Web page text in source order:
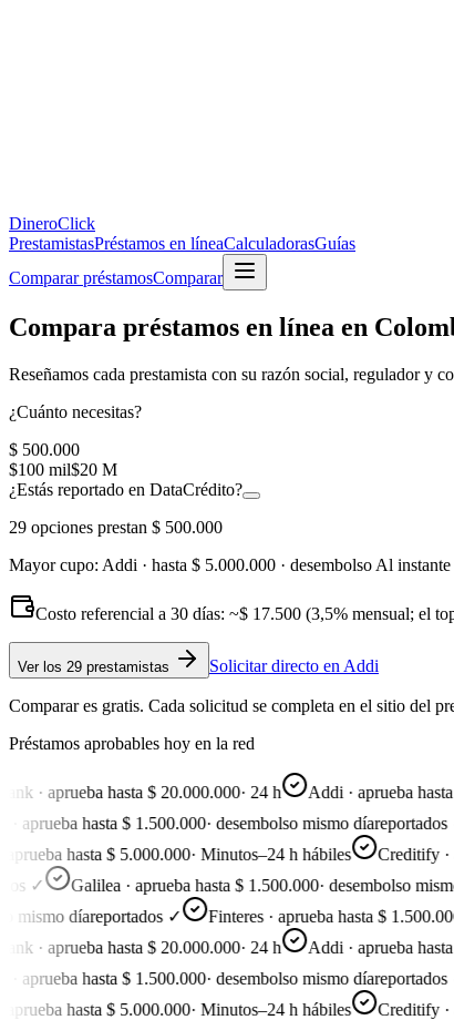
DineroClick
PrestamistasPréstamos en líneaCalculadorasGuías
Comparar préstamosComparar
Compara préstamos en línea en
Reseñamos cada prestamista con su razón social, regulador y
¿Cuánto necesitas?
$ 500.000
$100 mil$20 M
¿Estás reportado en DataCrédito?
29 opciones prestan $ 500.000
Mayor cupo: Addi · hasta $ 5.000.000 · desembolso Al instante
Costo referencial a 30 días: ~$ 17.500 (3,5% mensual; el
Ver los 29 prestamistas Solicitar directo en Addi
Comparar es gratis. Cada solicitud se completa en el sitio del
Préstamos aprobables hoy en la red
aprueba hasta $ 20.000.000·24 h Addi · aprueba hasta $
hasta $ 1.500.000·desembolso mismo díareportados ✓
hasta $ 5.000.000·Minutos–24 h hábiles Creditify ·
Galilea · aprueba hasta $ 1.500.000·desembolso mismo
díareportados ✓ Finteres · aprueba hasta $ 1.500.000·
aprueba hasta $ 20.000.000·24 h Addi · aprueba hasta $
hasta $ 1.500.000·desembolso mismo díareportados ✓
hasta $ 5.000.000·Minutos–24 h hábiles Creditify ·